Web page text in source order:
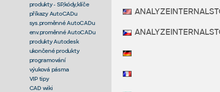
produkty - SP,kódy,klíče
příkazy AutoCADu
sys.proměnné AutoCADu
env.proměnné AutoCADu
produkty Autodesk
ukončené produkty
programování
výuková pásma
VIP tipy
CAD wiki